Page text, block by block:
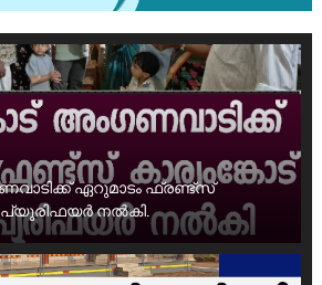
ഏറുമാടം ഫ്രണ്ട്സ്
പ്യൂരിഫയർ നൽകി.